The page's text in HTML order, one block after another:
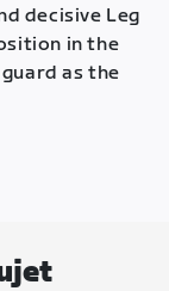
decisive Leg
in the
as the